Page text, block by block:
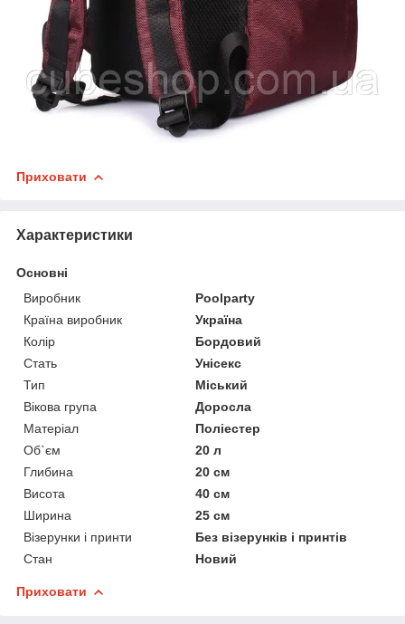
Приховати
Характеристики
Основні
Виробник
Poolparty
Країна виробник
Україна
Колір
Бордовий
Стать
Унісекс
Тип
Міський
Вікова група
Доросла
Матеріал
Поліестер
Об`єм
20 л
Глибина
20 см
Висота
40 см
Ширина
25 см
Візерунки і принти
Без візерунків і принтів
Стан
Новий
Приховати